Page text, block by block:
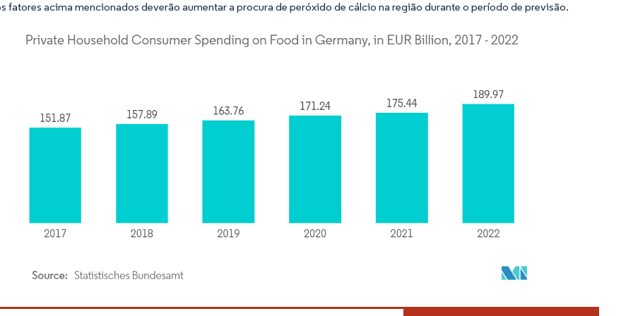
fatores acima mencionados deverão aumentar a procura de peróxido de cálcio na região durante o período de previsão.
Intelligence. O reuso requer atribuição conforme CC BY 4.0.